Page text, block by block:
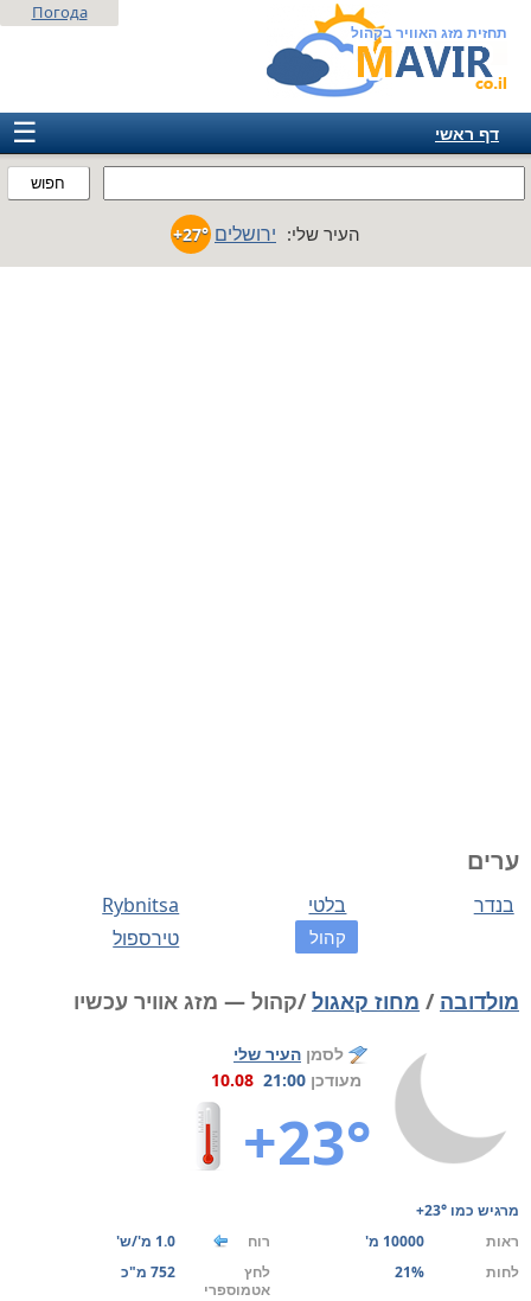
תחזית מזג האוויר בקהול
חפוש
Погода
☰
דף ראשי
אמריקה
העיר שלי: ירושלים +27°
ערים
Rybnitsa בלטי
בנדר
טירספול
קהול
מולדובה / מחוז קאגול/קהול — מזג אוויר עכשיו
לסמן העיר שלי
מעודכן 21:00
10.08
+23°
מרגיש כמו +23°
ראות
10000 מ' רוח
1.0 מ'/ש'
לחות
21%
לחץ
אטמוספרי
752 מ"כ